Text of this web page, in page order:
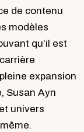
de contenu
modèles
qu’il est
expansion
Susan Ayn
univers